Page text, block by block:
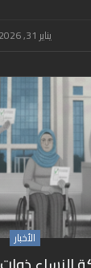
يناير 31, 2026
الأخبار